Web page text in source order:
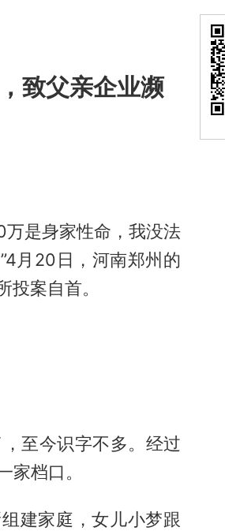
致父亲企业濒
是身家性命，我没法
月20日，河南郑州的
案自首。
至今识字不多。经过
档口。
建家庭，女儿小梦跟